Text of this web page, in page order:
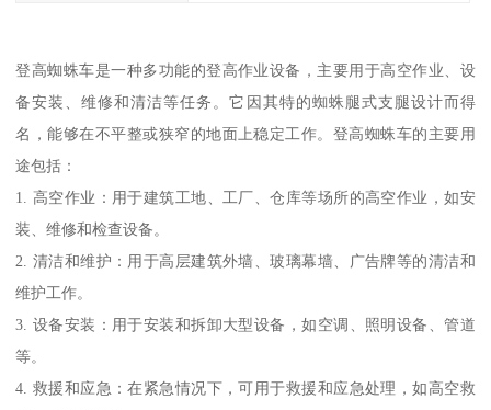
登高蜘蛛车是一种多功能的登高作业设备，主要用于高空作业、设
备安装、维修和清洁等任务。它因其特的蜘蛛腿式支腿设计而得
名，能够在不平整或狭窄的地面上稳定工作。登高蜘蛛车的主要用
途包括：
1. 高空作业：用于建筑工地、工厂、仓库等场所的高空作业，如安
装、维修和检查设备。
2. 清洁和维护：用于高层建筑外墙、玻璃幕墙、广告牌等的清洁和
维护工作。
3. 设备安装：用于安装和拆卸大型设备，如空调、照明设备、管道
等。
4. 救援和应急：在紧急情况下，可用于救援和应急处理，如高空救